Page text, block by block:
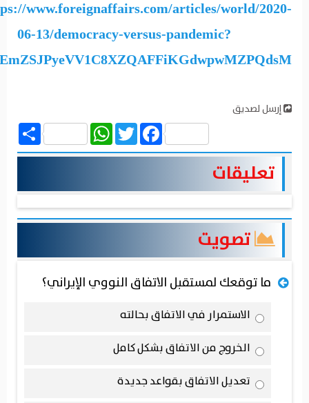
www.foreignaffairs.com/articles/world/2020-
06-13/democracy-versus-pandemic?
إرسل لصديق
Share
WhatsAppTwitter Facebook
تعليقات
تصويت
ما توقعك لمستقبل الاتفاق النووي الإيراني؟
الاستمرار في الاتفاق بحالته
الخروج من الاتفاق بشكل كامل
تعديل الاتفاق بقواعد جديدة